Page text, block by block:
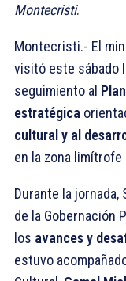
Montecristi.
Montecristi.- El
visitó este sábado
seguimiento al
estratégica
cultural y al
en la zona limítrofe
Durante la
de la Gobernación
los avances y
estuvo